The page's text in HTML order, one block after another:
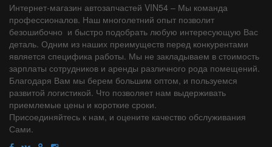
Интернет-магазин автозапчастей VIN54 – Мы команда
профессионалов. Наш многолетний опыт позволит
безошибочно и быстро подобрать любую интересующую Вас
деталь. Одним из наших преимуществ перед конкурентами
является специфика работы. Мы не закладываем в стоимость
зарплаты сотрудников и аренды различного рода помещений.
Благодаря Вам мы берем большим оптом, и пользуемся
развитой логистикой. Что позволяет нам выдерживать
приемлемые цены и короткие сроки.
Присоединяйтесь к нам, и оцените качество обслуживания
Сами.